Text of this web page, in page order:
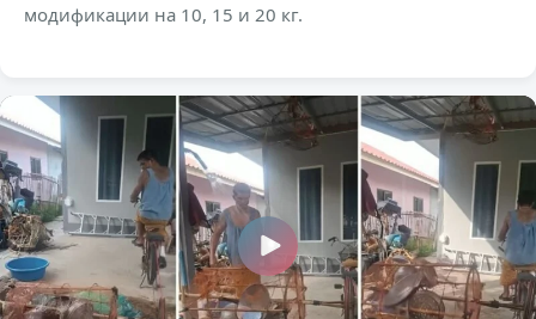
модификации на 10, 15 и 20 кг.